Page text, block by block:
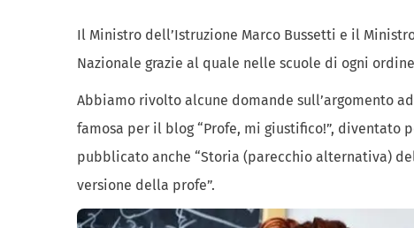
Il Ministro dell’Istruzione Marco Bussetti e il
Nazionale grazie al quale nelle scuole di ogni
Abbiamo rivolto alcune domande sull’argomento
famosa per il blog “Profe, mi giustifico!”,
pubblicato anche “Storia (parecchio alternativa)
versione della profe”.